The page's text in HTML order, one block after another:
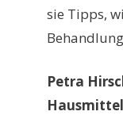
sie Tipps,
Petra